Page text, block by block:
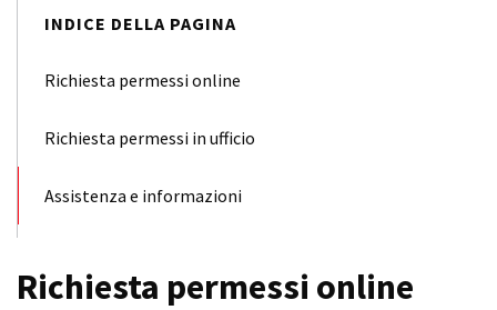
INDICE DELLA PAGINA
Richiesta permessi online
Richiesta permessi in ufficio
Assistenza e informazioni
Richiesta permessi online